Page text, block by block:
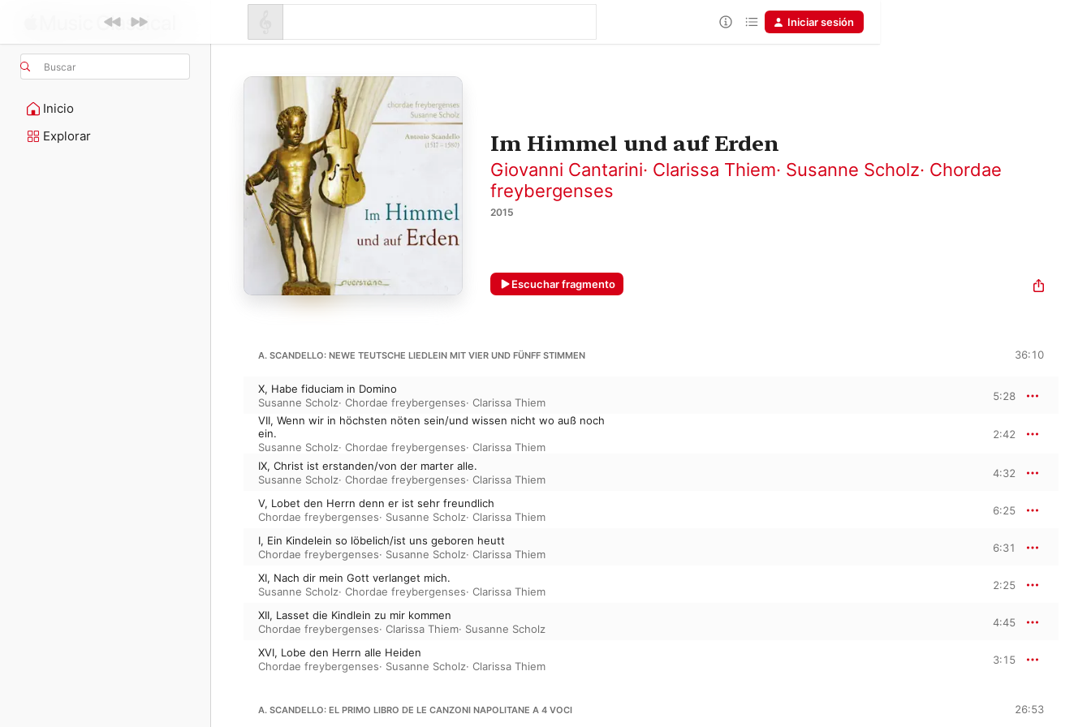
Buscar
Inicio
Explorar
Iniciar sesión
Im Himmel und auf Erden
Giovanni Cantarini· Clarissa Thiem· Susanne Scholz· Chordae
freybergenses
2015
Escuchar fragmento
A. SCANDELLO: NEWE TEUTSCHE LIEDLEIN MIT VIER UND FÜNFF STIMMEN 36:10
X, Habe fiduciam in Domino
Susanne Scholz· Chordae freybergenses· Clarissa Thiem
5:28
VII, Wenn wir in höchsten nöten sein/und wissen nicht wo auß noch
ein.
Susanne Scholz· Chordae freybergenses· Clarissa Thiem
2:42
IX, Christ ist erstanden/von der marter alle.
Susanne Scholz· Chordae freybergenses· Clarissa Thiem 4:32
V, Lobet den Herrn denn er ist sehr freundlich
Chordae freybergenses· Susanne Scholz· Clarissa Thiem 6:25
I, Ein Kindelein so löbelich/ist uns geboren heutt
Chordae freybergenses· Susanne Scholz· Clarissa Thiem 6:31
XI, Nach dir mein Gott verlanget mich.
Susanne Scholz· Chordae freybergenses· Clarissa Thiem 2:25
XII, Lasset die Kindlein zu mir kommen
Chordae freybergenses· Clarissa Thiem· Susanne Scholz 4:45
XVI, Lobe den Herrn alle Heiden
Chordae freybergenses· Susanne Scholz· Clarissa Thiem 3:15
A. SCANDELLO: EL PRIMO LIBRO DE LE CANZONI NAPOLITANE A 4 VOCI 26:53